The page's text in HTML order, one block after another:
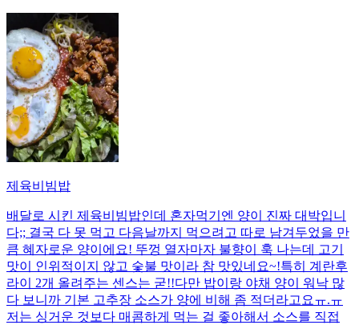
제육비빔밥
배달로 시킨 제육비빔밥인데 혼자먹기엔 양이 진짜 대박입니
다;; 결국 다 못 먹고 다음날까지 먹으려고 따로 남겨두었을 만
큼 혜자로운 양이에요! 뚜껑 열자마자 불향이 훅 나는데 고기
맛이 인위적이지 않고 숯불 맛이라 참 맛있네요~!특히 계란후
라이 2개 올려주는 센스는 굳!! ​다만 밥이랑 야채 양이 워낙 많
다 보니까 기본 고추장 소스가 양에 비해 좀 적더라고요ㅠ.ㅠ
저는 싱거운 것보다 매콤하게 먹는 걸 좋아해서 소스를 직접